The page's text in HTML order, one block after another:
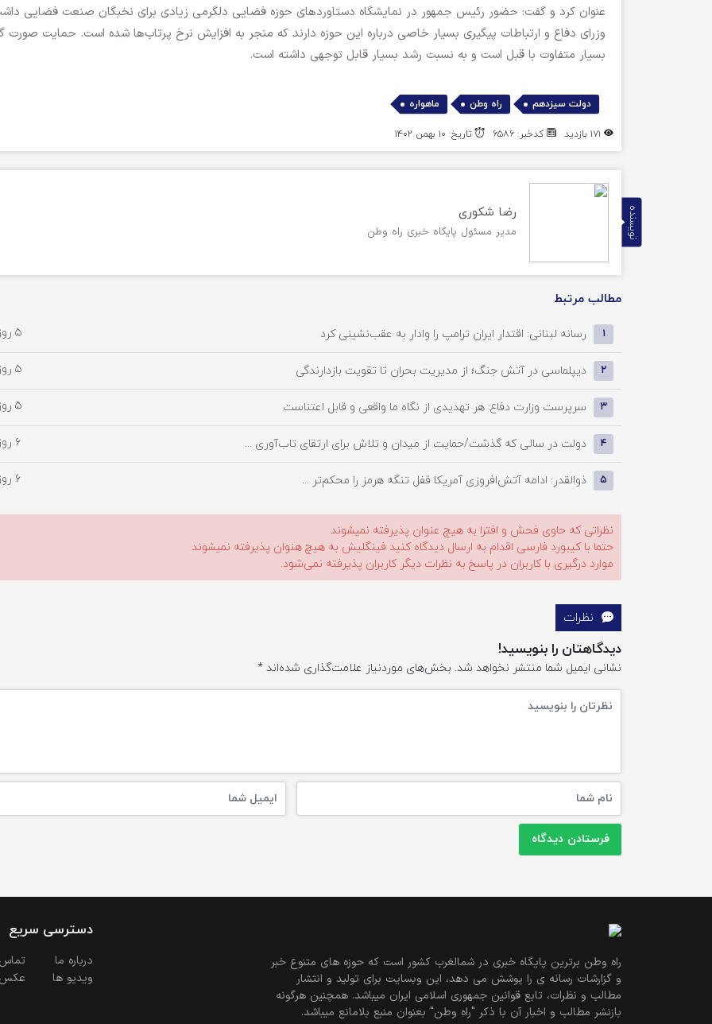
عنوان کرد و گفت: حضور رئیس جمهور در نمایشگاه دستاوردهای حوزه فضایی دلگرمی زیادی برای نخبگان صنعت فضایی
وزرای دفاع و ارتباطات پیگیری بسیار خاصی درباره این حوزه دارند که منجر به افزایش نرخ پرتاب‌ها شده است. حمایت صورت
بسیار متفاوت با قبل است و به نسبت رشد بسیار قابل توجهی داشته است.
دولت سیزدهم , راه وطن , ماهواره
کدخبر: ۶۵۸۶ تاریخ: ۱۰ بهمن ۱۴۰۲
نویسنده رضا شکوری
مدیر مسئول پایگاه خبری راه وطن
مطالب مرتبط
۱ رسانه لبنانی: اقتدار ایران ترامپ را وادار به عقب‌نشینی کرد ۵ روز پیش
۲ دیپلماسی در آتش جنگ؛ از مدیریت بحران تا تقویت بازدارندگی ۵ روز پیش
۳ سرپرست وزارت دفاع: هر تهدیدی از نگاه ما واقعی و قابل اعتناست ۵ روز پیش
۴ دولت در سالی که گذشت/حمایت از میدان و تلاش برای ارتقای تاب‌آوری ... ۶ روز پیش
۵ ذوالقدر: ادامه آتش‌افروزی آمریکا قفل تنگه هرمز را محکم‌تر ... ۶ روز پیش
نظراتی که حاوی فحش و افترا به هیچ عنوان پذیرفته نمیشوند
حتما با کیبورد فارسی اقدام به ارسال دیدگاه کنید فینگلیش به هیچ هنوان پذیرفته نمیشوند
موارد درگیری با کاربران در پاسخ به نظرات دیگر کاربران پذیرفته نمی‌شود.
نظرات
دیدگاهتان را بنویسید!
نشانی ایمیل شما منتشر نخواهد شد. بخش‌های موردنیاز علامت‌گذاری شده‌اند *
راه وطن برترین پایگاه خبری در شمالغرب کشور است که حوزه های متنوع خبر
و گزارشات رسانه ی را پوشش می دهد، این وبسایت برای تولید و انتشار
مطالب و نظرات، تابع قوانین جمهوری اسلامی ایران میباشد. همچنین هرگونه
بازنشر مطالب و اخبار آن با ذکر "راه وطن" بعنوان منبع بلامانع میباشد.
دسترسی سریع
درباره ما
ویدیو ها
عکس